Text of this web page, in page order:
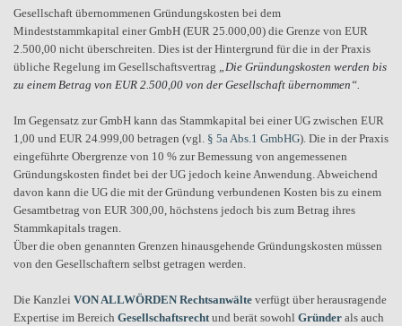
Gesellschaft übernommenen Gründungskosten bei dem
Mindeststammkapital einer GmbH (EUR 25.000,00) die Grenze von EUR
2.500,00 nicht überschreiten. Dies ist der Hintergrund für die in der Praxis
übliche Regelung im Gesellschaftsvertrag „Die Gründungskosten werden bis
zu einem Betrag von EUR 2.500,00 von der Gesellschaft übernommen“.
Im Gegensatz zur GmbH kann das Stammkapital bei einer UG zwischen EUR
1,00 und EUR 24.999,00 betragen (vgl. § 5a Abs.1 GmbHG). Die in der Praxis
eingeführte Obergrenze von 10 % zur Bemessung von angemessenen
Gründungskosten findet bei der UG jedoch keine Anwendung. Abweichend
davon kann die UG die mit der Gründung verbundenen Kosten bis zu einem
Gesamtbetrag von EUR 300,00, höchstens jedoch bis zum Betrag ihres
Stammkapitals tragen.
Über die oben genannten Grenzen hinausgehende Gründungskosten müssen
von den Gesellschaftern selbst getragen werden.
Die Kanzlei VON ALLWÖRDEN Rechtsanwälte verfügt über herausragende
Expertise im Bereich Gesellschaftsrechtund berät sowohl Gründer als auch